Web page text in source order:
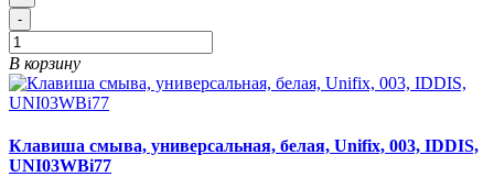
-
В корзину
Клавиша смыва, универсальная, белая, Unifix, 003, IDDIS,
UNI03WBi77